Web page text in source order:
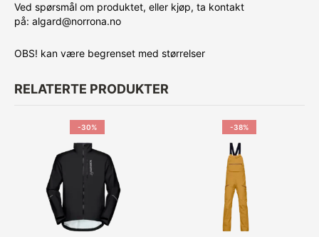
Ved spørsmål om produktet, eller kjøp, ta kontakt
på: algard@norrona.no
OBS! kan være begrenset med størrelser
RELATERTE PRODUKTER
-30% -38%